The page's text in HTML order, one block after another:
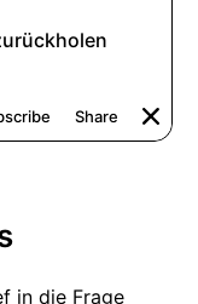
in die Frage